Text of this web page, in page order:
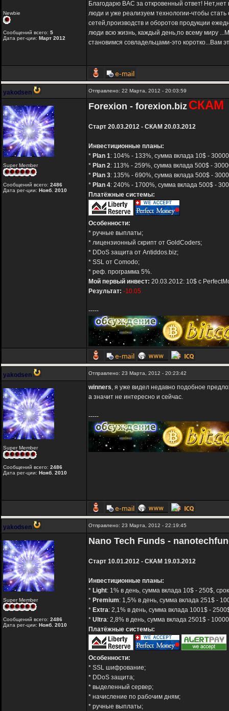
Newbie
Сообщений всего: 5
Дата рег-ции: Март 2012
Благодарю ВАС за откровенный ответ!
люди и уже реализуем технологии-чтобы
сетей,производств и оборотов продукции
люди всю жизнь, каждый день,по всему миру
становимся совладельцами-это коротко...Вам
yakodsen Отправлено: 22 Марта, 2012 - 20:03:59
Super Member
Сообщений всего: 2486
Дата рег-ции: Нояб. 2010
Forexion - forexion.biz СКАМ
Старт 20.03.2012 - СКАМ 20.03.2012
Инвестиционные планы:
* Plan 1: 104% - 133%, сумма вклада 10$ -
* Plan 2: 113% - 259%, сумма вклада 500$ -
* Plan 3: 135% - 690%, сумма вклада 500$ -
* Plan 4: 240% - 1700%, сумма вклада 500$ -
Платёжные системы:
Особенности:
* ручные выплаты;
* лицензионный скрипт от GoldCoders;
* DDoS защита от Antiddos.biz;
* SSL от Comodo;
* реф. программа 5%.
Мой первый инвест: 20.03.2012: 10$ с
Результат: -10.05
-----
yakodsen Отправлено: 23 Марта, 2012 - 20:23:42
Super Member
Сообщений всего: 2486
Дата рег-ции: Нояб. 2010
winners, я уже видел недавно подобное
а значит не интересно и сейчас.
-----
yakodsen Отправлено: 23 Марта, 2012 - 22:19:45
Super Member
Сообщений всего: 2486
Дата рег-ции: Нояб. 2010
Nano Tech Funds -
Старт 10.01.2012 - СКАМ 19.03.2012
Инвестиционные планы:
* Light: 1% в день, сумма вклада 10$ - 250$,
* Premium: 1,5% в день, сумма вклада 251$ -
* Extra: 2,1% в день, сумма вклада 1001$ -
* Ultra: 2,8% в день, сумма вклада 2501$ -
Платёжные системы:
Особенности:
* SSL шифрование;
* DDoS защита;
* выделенный сервер;
* начисление по рабочим дням;
* ручные выплаты;